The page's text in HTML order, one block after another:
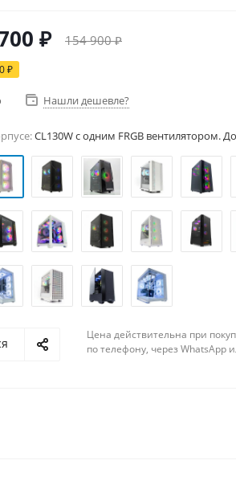
₽ 154 900 ₽
₽
Нашли дешевле?
CL130W c одним FRGB вентилятором.
Цена действительна при
по телефону, через WhatsApp